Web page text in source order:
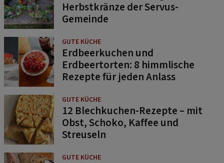
Herbstkränze der Servus-
Gemeinde
GUTE KÜCHE
Erdbeerkuchen und
Erdbeertorten: 8 himmlische
Rezepte für jeden Anlass
GUTE KÜCHE
12 Blechkuchen-Rezepte – mit
Obst, Schoko, Kaffee und
Streuseln
GUTE KÜCHE